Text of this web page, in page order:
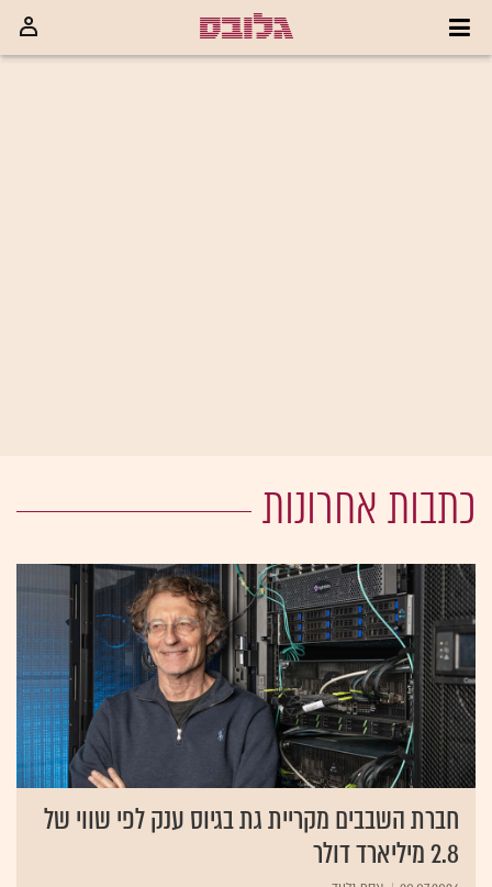
כתבות אחרונות
חברת השבבים מקריית גת בגיוס ענק לפי שווי של
2.8 מיליארד דולר